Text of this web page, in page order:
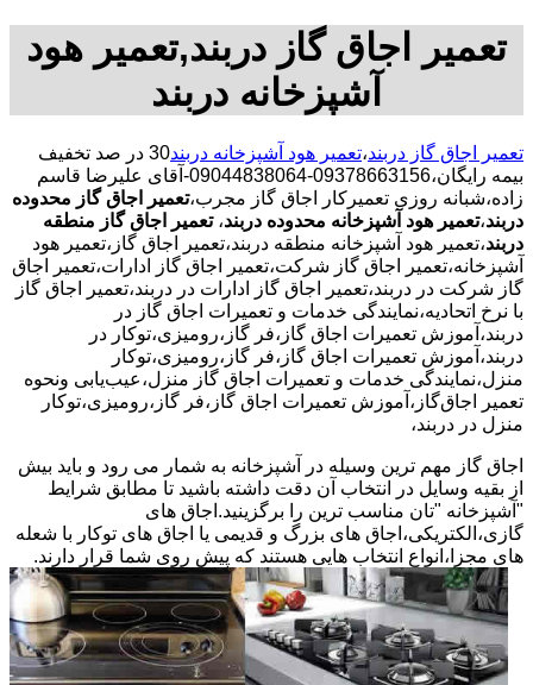
تعمیر اجاق گاز دربند,تعمیر هود
آشپزخانه دربند
تعمیر اجاق گاز دربند،تعمیر هود آشپزخانه دربند
30 در صد تخفیف
بیمه رایگان،09378663156-09044838064-آقای علیرضا قاسم
زاده،شبانه روزی تعمیرکار اجاق گاز مجرب،تعمیر اجاق گاز محدوده
دربند،تعمیر هود آشپزخانه محدوده دربند، تعمیر اجاق گاز منطقه
دربند،تعمیر هود آشپزخانه منطقه دربند،تعمیر اجاق گاز،تعمیر هود
آشپزخانه،تعمیر اجاق گاز شرکت،تعمیر اجاق گاز ادارات،تعمیر اجاق
گاز شرکت در دربند،تعمیر اجاق گاز ادارات در دربند،تعمیر اجاق گاز
با نرخ اتحادیه،نمایندگی خدمات و تعمیرات اجاق گاز در
دربند،آموزش تعمیرات اجاق گاز،فر گاز،رومیزی،توکار در
دربند،آموزش تعمیرات اجاق گاز،فر گاز،رومیزی،توکار
منزل،نمایندگی خدمات و تعمیرات اجاق گاز منزل،عیب‌یابی ونحوه
تعمیر اجاق‌گاز،آموزش تعمیرات اجاق گاز،فر گاز،رومیزی،توکار
منزل در دربند،
اجاق گاز مهم ترین وسیله در آشپزخانه به شمار می رود و باید بیش
از بقیه وسایل در انتخاب آن دقت داشته باشید تا مطابق شرایط
"آشپزخانه "تان مناسب ترین را برگزینید.اجاق های
گازی،الکتریکی،اجاق های بزرگ و قدیمی یا اجاق های توکار با شعله
های مجزا،انواع انتخاب هایی هستند که پیش روی شما قرار دارند.